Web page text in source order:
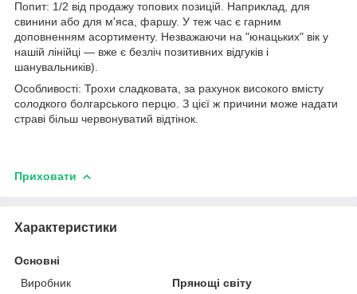
Попит: 1/2 від продажу топових позицій. Наприклад, для
свинини або для м'яса, фаршу. У теж час є гарним
доповненням асортименту. Незважаючи на "юнацьких" вік у
нашій лінійці ― вже є безліч позитивних відгуків і
шанувальників).
Особливості: Трохи сладковата, за рахунок високого вмісту
солодкого болгарського перцю. З цієї ж причини може надати
страві більш червонуватий відтінок.
Приховати
Характеристики
Основні
Виробник
Прянощі світу